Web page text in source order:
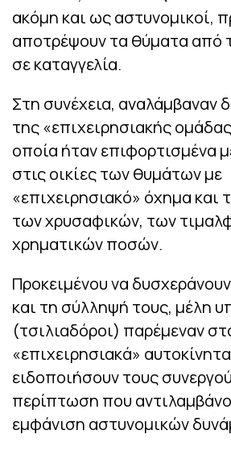
ακόμη και ως αστυνομικοί,
αποτρέψουν τα θύματα από
σε καταγγελία.
Στη συνέχεια, αναλάμβαναν
της «επιχειρησιακής
οποία ήταν επιφορτισμένα
στις οικίες των θυμάτων με
«επιχειρησιακό» όχημα και
των χρυσαφικών, των
χρηματικών ποσών.
Προκειμένου να
και τη σύλληψή τους, μέλη
(τσιλιαδόροι) παρέμεναν
«επιχειρησιακά»
ειδοποιήσουν τους
περίπτωση που
εμφάνιση αστυνομικών